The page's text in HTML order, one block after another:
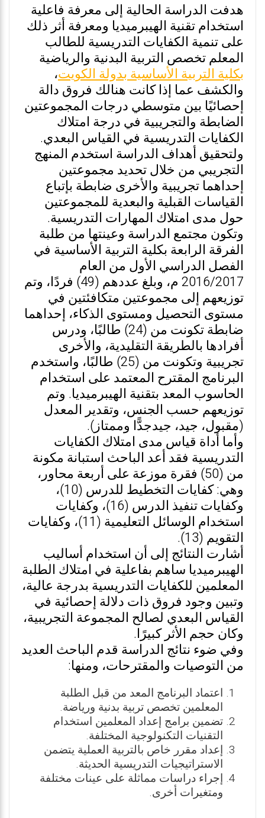
هدفت الدراسة الحالية إلى معرفة فاعلية
استخدام تقنية الهيبرميديا ومعرفة أثر ذلك
على تنمية الكفايات التدريسية للطالب
المعلم تخصص التربية البدنية والرياضية
بكلية التربية الأساسية بدولة الكويت،
والكشف عما إذا كانت هنالك فروق دالة
إحصائيًا بين متوسطي درجات المجموعتين
الضابطة والتجريبية في درجة امتلاك
الكفايات التدريسية في القياس البعدي.
ولتحقيق أهداف الدراسة استخدم المنهج
التجريبي من خلال تحديد مجموعتين
إحداهما تجريبية والأخرى ضابطة بإتباع
القياسات القبلية والبعدية للمجموعتين
حول مدى امتلاك المهارات التدريسية.
وتكون مجتمع الدراسة وعينتها من طلبة
الفرقة الرابعة بكلية التربية الأساسية في
الفصل الدراسي الأول من العام
2016/2017 م، وبلغ عددهم (49) فردًا، وتم
توزيعهم إلى مجموعتين متكافئتين في
مستوى التحصيل ومستوى الذكاء، إحداهما
ضابطة تكونت من (24) طالبًا، ودرس
أفرادها بالطريقة التقليدية، والأخرى
تجريبية وتكونت من (25) طالبًا، واستخدم
البرنامج المقترح المعتمد على استخدام
الحاسوب المعد بتقنية الهيبرميديا. وتم
توزيعهم حسب الجنس، وتقدير المعدل
(مقبول، جيد، جيدجدًّا وممتاز).
وأما أداة قياس مدى امتلاك الكفايات
التدريسية فقد أعد الباحث استبانة مكونة
من (50) فقرة موزعة على أربعة محاور،
وهي: كفايات التخطيط للدرس (10)،
وكفايات تنفيذ الدرس (16)، وكفايات
استخدام الوسائل التعليمية (11)، وكفايات
التقويم (13).
أشارت النتائج إلى أن استخدام أساليب
الهيبرميديا ساهم بفاعلية في امتلاك الطلبة
المعلمين للكفايات التدريسية بدرجة عالية،
وتبين وجود فروق ذات دلالة إحصائية في
القياس البعدي لصالح المجموعة التجريبية،
وكان حجم الأثر كبيرًا.
وفي ضوء نتائج الدراسة قدم الباحث العديد
من التوصيات والمقترحات، ومنها:
اعتماد البرنامج المعد من قبل الطلبة
المعلمين تخصص تربية بدنية ورياضة.
تضمين برامج إعداد المعلمين استخدام
التقنيات التكنولوجية المختلفة.
إعداد مقرر خاص بالتربية العملية يتضمن
الاستراتيجيات التدريسية الحديثة.
إجراء دراسات مماثلة على عينات مختلفة
ومتغيرات أخرى.